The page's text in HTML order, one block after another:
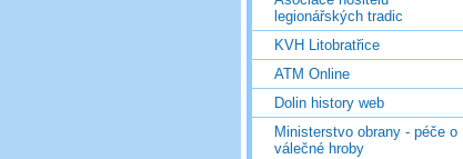
legionářských tradic
KVH Litobratřice
ATM Online
Dolin history web
Ministerstvo obrany - péče o
válečné hroby